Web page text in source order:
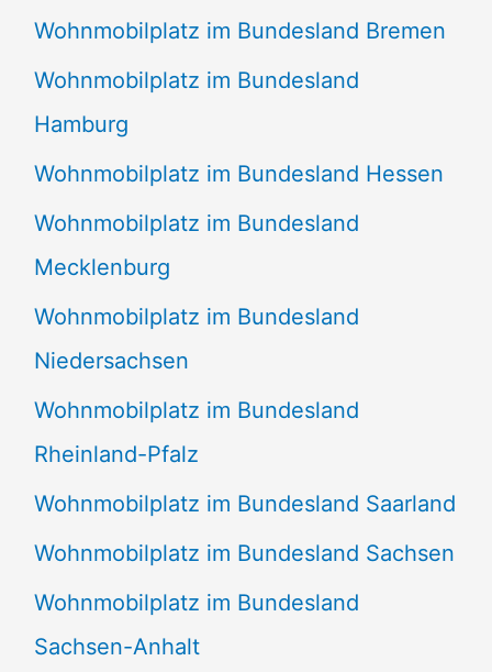
Wohnmobilplatz im Bundesland Bremen
Wohnmobilplatz im Bundesland
Hamburg
Wohnmobilplatz im Bundesland Hessen
Wohnmobilplatz im Bundesland
Mecklenburg
Wohnmobilplatz im Bundesland
Niedersachsen
Wohnmobilplatz im Bundesland
Rheinland-Pfalz
Wohnmobilplatz im Bundesland Saarland
Wohnmobilplatz im Bundesland Sachsen
Wohnmobilplatz im Bundesland
Sachsen-Anhalt